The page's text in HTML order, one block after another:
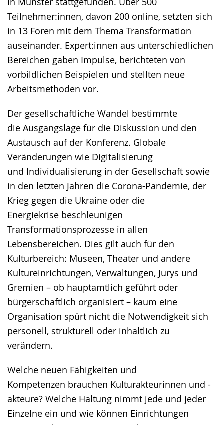
Teilnehmer:innen, davon 200 online, setzten sich
in 13 Foren mit dem Thema Transformation
auseinander. Expert:innen aus unterschiedlichen
Bereichen gaben Impulse, berichteten von
vorbildlichen Beispielen und stellten neue
Arbeitsmethoden vor.
Der gesellschaftliche Wandel bestimmte
die Ausgangslage für die Diskussion und den
Austausch auf der Konferenz. Globale
Veränderungen wie Digitalisierung
und Individualisierung in der Gesellschaft sowie
in den letzten Jahren die Corona-Pandemie, der
Krieg gegen die Ukraine oder die
Energiekrise beschleunigen
Transformationsprozesse in allen
Lebensbereichen. Dies gilt auch für den
Kulturbereich: Museen, Theater und andere
Kultureinrichtungen, Verwaltungen, Jurys und
Gremien – ob hauptamtlich geführt oder
bürgerschaftlich organisiert – kaum eine
Organisation spürt nicht die Notwendigkeit sich
personell, strukturell oder inhaltlich zu
verändern.
Welche neuen Fähigkeiten und
Kompetenzen brauchen Kulturakteurinnen und -
akteure? Welche Haltung nimmt jede und jeder
Einzelne ein und wie können Einrichtungen